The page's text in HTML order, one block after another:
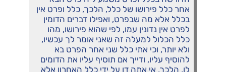
אחר כלל פירושו של כלל, הלכך, כלל ופרט אין
בכלל אלא מה שבפרט, ואפילו דברים הדומין
לפרט אין נדונין עמו, לפי שהוא פירושו, מהו
כלל הכלול למעלה זה שאני אומר לך עכשיו,
ולא יותר, וכי אתי כלל שני אחר הפרט בא
להוסיף עליו, ודייך אם תוסיף עליו את הדומים
לו, הלכך, אי אתה דן על ידי כלל האחרון אלא